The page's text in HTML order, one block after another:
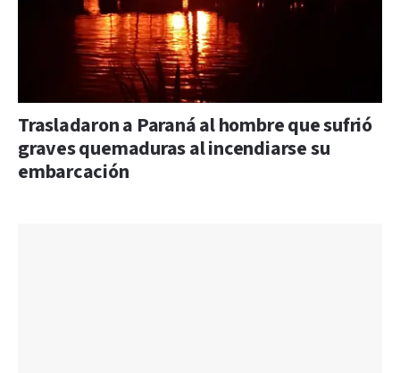
Trasladaron a Paraná al hombre que sufrió
graves quemaduras al incendiarse su
embarcación